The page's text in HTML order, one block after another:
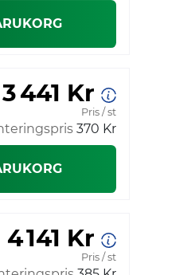
3 441 Kr
Pris / st
370 Kr
4 141 Kr
Pris / st